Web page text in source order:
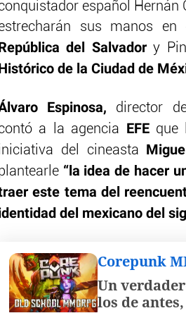
español Hernán
sus manos
del Salvadory
de la Ciudad de
Espinosa, director
a la agencia EFEque
del cineasta
“la idea de hacer
este tema del
del mexicano del
Corepunk
Un
los de